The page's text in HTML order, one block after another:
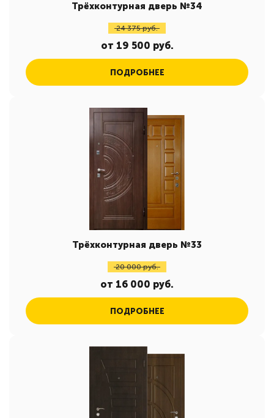
Трёхконтурная дверь №34
24 375 руб.
от 19 500 руб.
ПОДРОБНЕЕ
Трёхконтурная дверь №33
20 000 руб.
от 16 000 руб.
ПОДРОБНЕЕ